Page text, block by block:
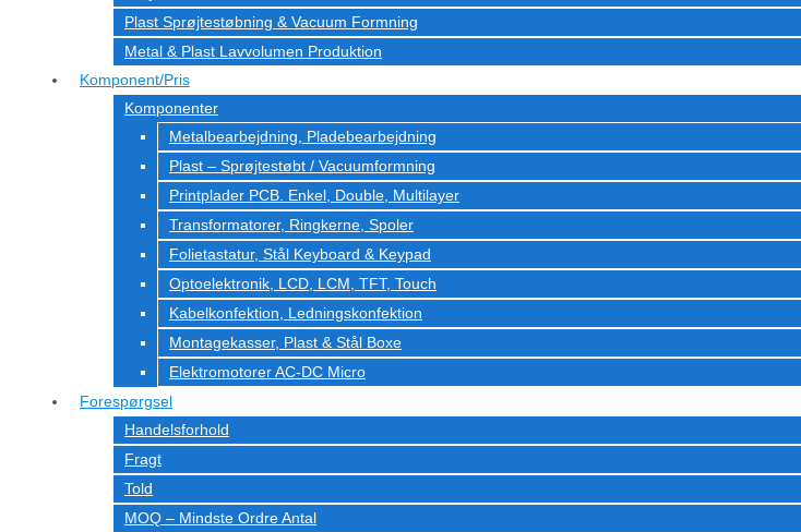
Plast Sprøjtestøbning & Vacuum Formning
Metal & Plast Lavvolumen Produktion
Komponent/Pris
Komponenter
Metalbearbejdning, Pladebearbejdning
Plast – Sprøjtestøbt / Vacuumformning
Printplader PCB. Enkel, Double, Multilayer
Transformatorer, Ringkerne, Spoler
Folietastatur, Stål Keyboard & Keypad
Optoelektronik, LCD, LCM, TFT, Touch
Kabelkonfektion, Ledningskonfektion
Montagekasser, Plast & Stål Boxe
Elektromotorer AC-DC Micro
Forespørgsel
Handelsforhold
Fragt
Told
MOQ – Mindste Ordre Antal